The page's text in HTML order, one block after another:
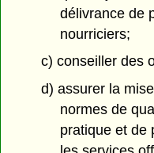
délivrance de
nourriciers;
c) conseiller des
d) assurer la
normes de
pratique et de